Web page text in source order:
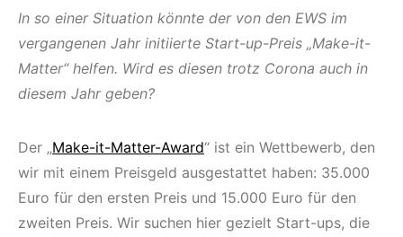
In so einer Situation könnte der von den EWS im
vergangenen Jahr initiierte Start-up-Preis „Make-it-
Matter“ helfen. Wird es diesen trotz Corona auch in
diesem Jahr geben?
Der „Make-it-Matter-Award“ ist ein Wettbewerb, den
wir mit einem Preisgeld ausgestattet haben: 35.000
Euro für den ersten Preis und 15.000 Euro für den
zweiten Preis. Wir suchen hier gezielt Start-ups, die